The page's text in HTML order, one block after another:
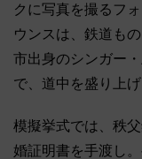
クに写真を撮るフ
ウンスは、鉄道も
市出身のシンガー
で、道中を盛り上げ
模擬挙式では、秩
婚証明書を手渡し